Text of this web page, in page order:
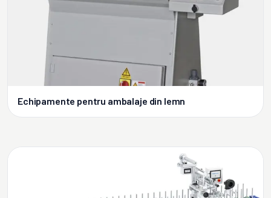
Echipamente pentru ambalaje din lemn